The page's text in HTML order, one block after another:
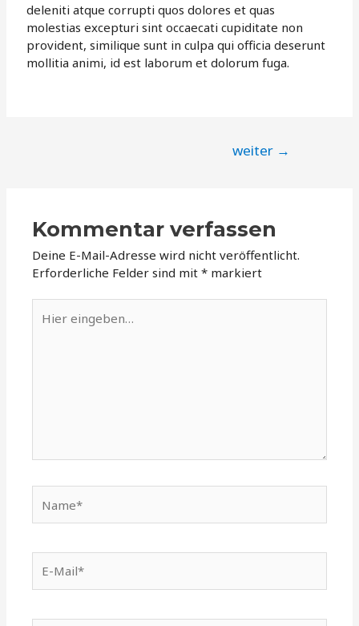
deleniti atque corrupti quos dolores et quas
molestias excepturi sint occaecati cupiditate non
provident, similique sunt in culpa qui officia deserunt
mollitia animi, id est laborum et dolorum fuga.
weiter →
Kommentar verfassen
Deine E-Mail-Adresse wird nicht veröffentlicht.
Erforderliche Felder sind mit* markiert